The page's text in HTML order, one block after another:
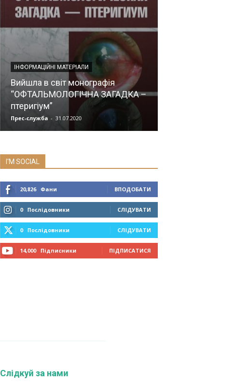
ІНФОРМАЦІЙНІ МАТЕРІАЛИ
Вийшла в світ монографія
“ОФТАЛЬМОЛОГІЧНА ЗАГАДКА –
птеригіум”
Прес-служба - 31.07.2020
I'M SOCIAL
20,826 Фани ВПОДОБАТИ
0 Послідовники СЛІДУВАТИ
0 Послідовники СЛІДУВАТИ
14,000 Підписники ПІДПИСАТИСЯ
Слідкуй за нами